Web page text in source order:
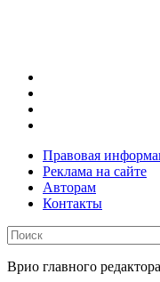
Правовая
Реклама на сайте
Авторам
Контакты
Врио главного